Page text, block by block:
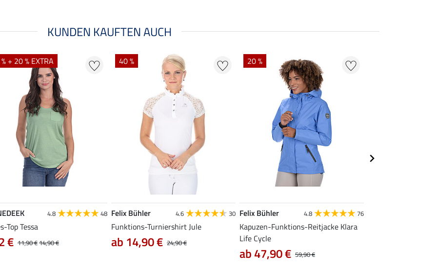
KUNDEN KAUFTEN AUCH
+ 20 % EXTRA
4.8 48
Top Tessa
11,90 €14,90 €
€
40 %
Felix Bühler 4.6 30
Funktions-Turniershirt Jule
24,90 €
ab 14,90 €
20 %
Felix Bühler 4.8 76
Kapuzen-Funktions-Reitjacke Klara
Life Cycle
59,90 €
ab 47,90 €